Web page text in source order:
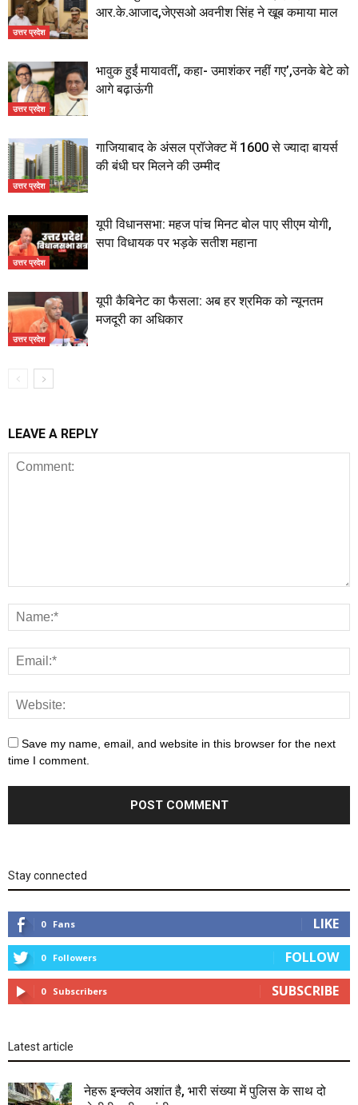
उत्तर प्रदेश
आर.के.आजाद,जेएसओ अवनीश सिंह ने खूब कमाया माल
उत्तर प्रदेश
भावुक हुईं मायावतीं, कहा- उमाशंकर नहीं गए’,उनके बेटे को
आगे बढ़ाऊंगी
उत्तर प्रदेश
गाजियाबाद के अंसल प्रॉजेक्ट में 1600 से ज्यादा बायर्स
की बंधी घर मिलने की उम्मीद
उत्तर प्रदेश
यूपी विधानसभा: महज पांच मिनट बोल पाए सीएम योगी,
सपा विधायक पर भड़के सतीश महाना
उत्तर प्रदेश
यूपी कैबिनेट का फैसला: अब हर श्रमिक को न्यूनतम
मजदूरी का अधिकार
LEAVE A REPLY
Save my name, email, and website in this browser for the next
time I comment.
Stay connected
0 Fans LIKE
0 Followers FOLLOW
0 Subscribers SUBSCRIBE
Latest article
नेहरू इन्क्लेव अशांत है, भारी संख्या में पुलिस के साथ दो